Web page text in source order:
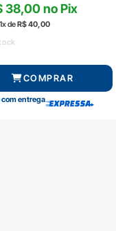
deR$40,00
38,00 no Pix
COMPRAR
com entrega